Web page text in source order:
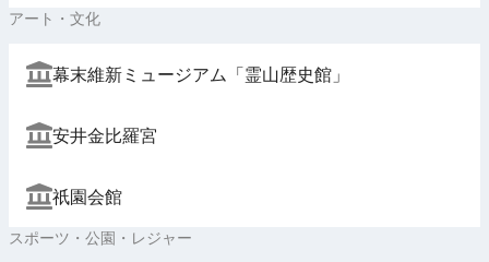
アート・文化
幕末維新ミュージアム「霊山歴史館」
安井金比羅宮
祇園会館
スポーツ・公園・レジャー